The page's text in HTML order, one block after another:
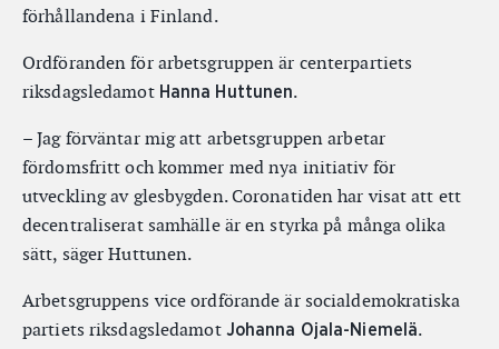
förhållandena i Finland.
Ordföranden för arbetsgruppen är centerpartiets
riksdagsledamot Hanna Huttunen.
– Jag förväntar mig att arbetsgruppen arbetar
fördomsfritt och kommer med nya initiativ för
utveckling av glesbygden. Coronatiden har visat att ett
decentraliserat samhälle är en styrka på många olika
sätt, säger Huttunen.
Arbetsgruppens vice ordförande är socialdemokratiska
partiets riksdagsledamot Johanna Ojala-Niemelä.